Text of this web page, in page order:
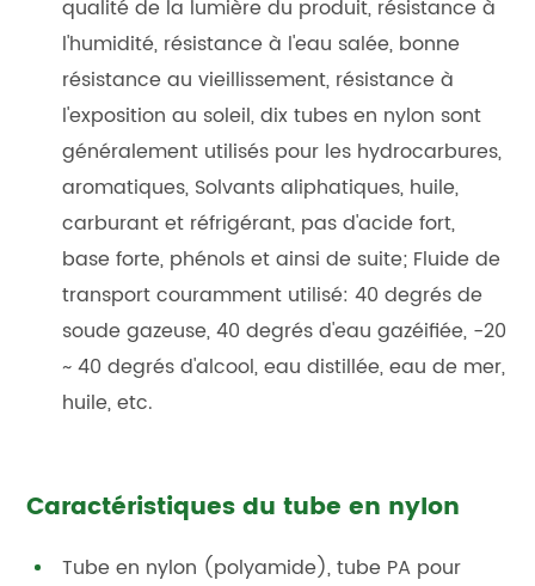
qualité de la lumière du produit, résistance à
l'humidité, résistance à l'eau salée, bonne
résistance au vieillissement, résistance à
l'exposition au soleil, dix tubes en nylon sont
généralement utilisés pour les hydrocarbures,
aromatiques, Solvants aliphatiques, huile,
carburant et réfrigérant, pas d'acide fort,
base forte, phénols et ainsi de suite; Fluide de
transport couramment utilisé: 40 degrés de
soude gazeuse, 40 degrés d'eau gazéifiée, -20
~ 40 degrés d'alcool, eau distillée, eau de mer,
huile, etc.
Caractéristiques du tube en nylon
Tube en nylon (polyamide), tube PA pour